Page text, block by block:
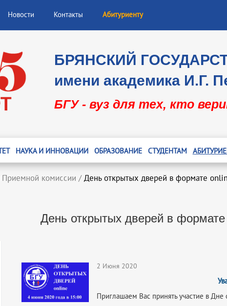
Новости Контакты Абитуриенту
БРЯНСКИЙ
имени академика И.Г.
БГУ - вуз для тех, кто
НАУКА И ИННОВАЦИИ ОБРАЗОВАНИЕ СТУДЕНТАМ
Приемной комиссии / День открытых дверей в формате
День открытых дверей в
2 Июня 2020
Приглашаем Вас принять участие в